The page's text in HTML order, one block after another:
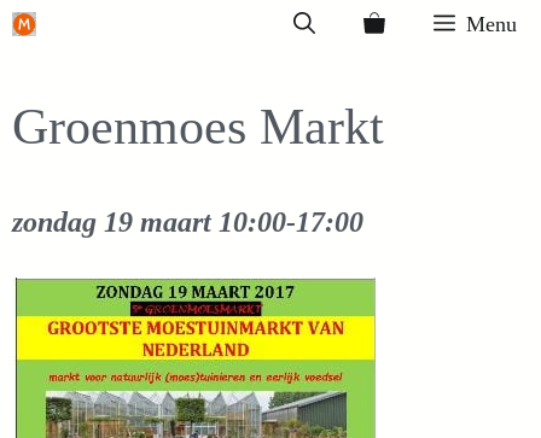
Ga
inhoud
Menu
Groenmoes Markt
zondag 19 maart 10:00-17:00